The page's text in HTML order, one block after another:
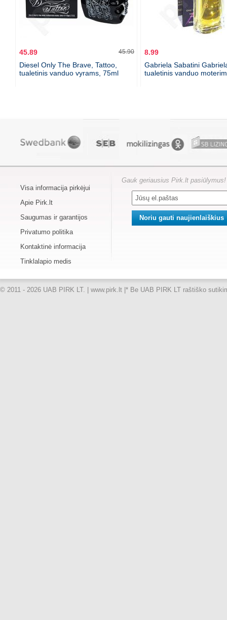
45.89 45.90
Diesel Only The Brave, Tattoo,
tualetinis vanduo vyrams, 75ml
8.99
Gabriela Sabatini
tualetinis vanduo
Visa informacija pirkėjui
Apie Pirk.lt
Saugumas ir garantijos
Privatumo politika
Kontaktinė informacija
Tinklalapio medis
Gauk geriausius Pirk.lt pasiūlymus!
© 2011 - 2026 UAB PIRK LT. | www.pirk.lt | * Be UAB PIRK LT raštiško